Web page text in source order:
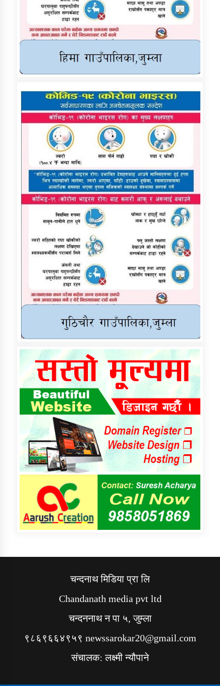
चन्दनाथ मिडिया प्रा लि
Chandanath media pvt ltd
चन्दननाथ न पा ५, जुम्ला
९८६९६६४९५९ newssarokar20@gmail.com
संचालक: लक्ष्मी न्यौपाने